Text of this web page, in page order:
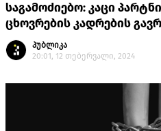
საგამოძიებო: კაცი
ცხოვრების კადრების
პუბლიკა
20:01, 12 თებერვალი, 2024